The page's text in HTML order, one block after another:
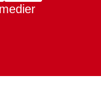
Facebook
SE LinkIn